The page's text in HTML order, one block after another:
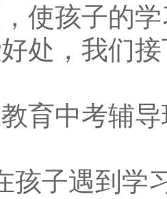
使孩子的
处，我们
中考辅导
子遇到学习